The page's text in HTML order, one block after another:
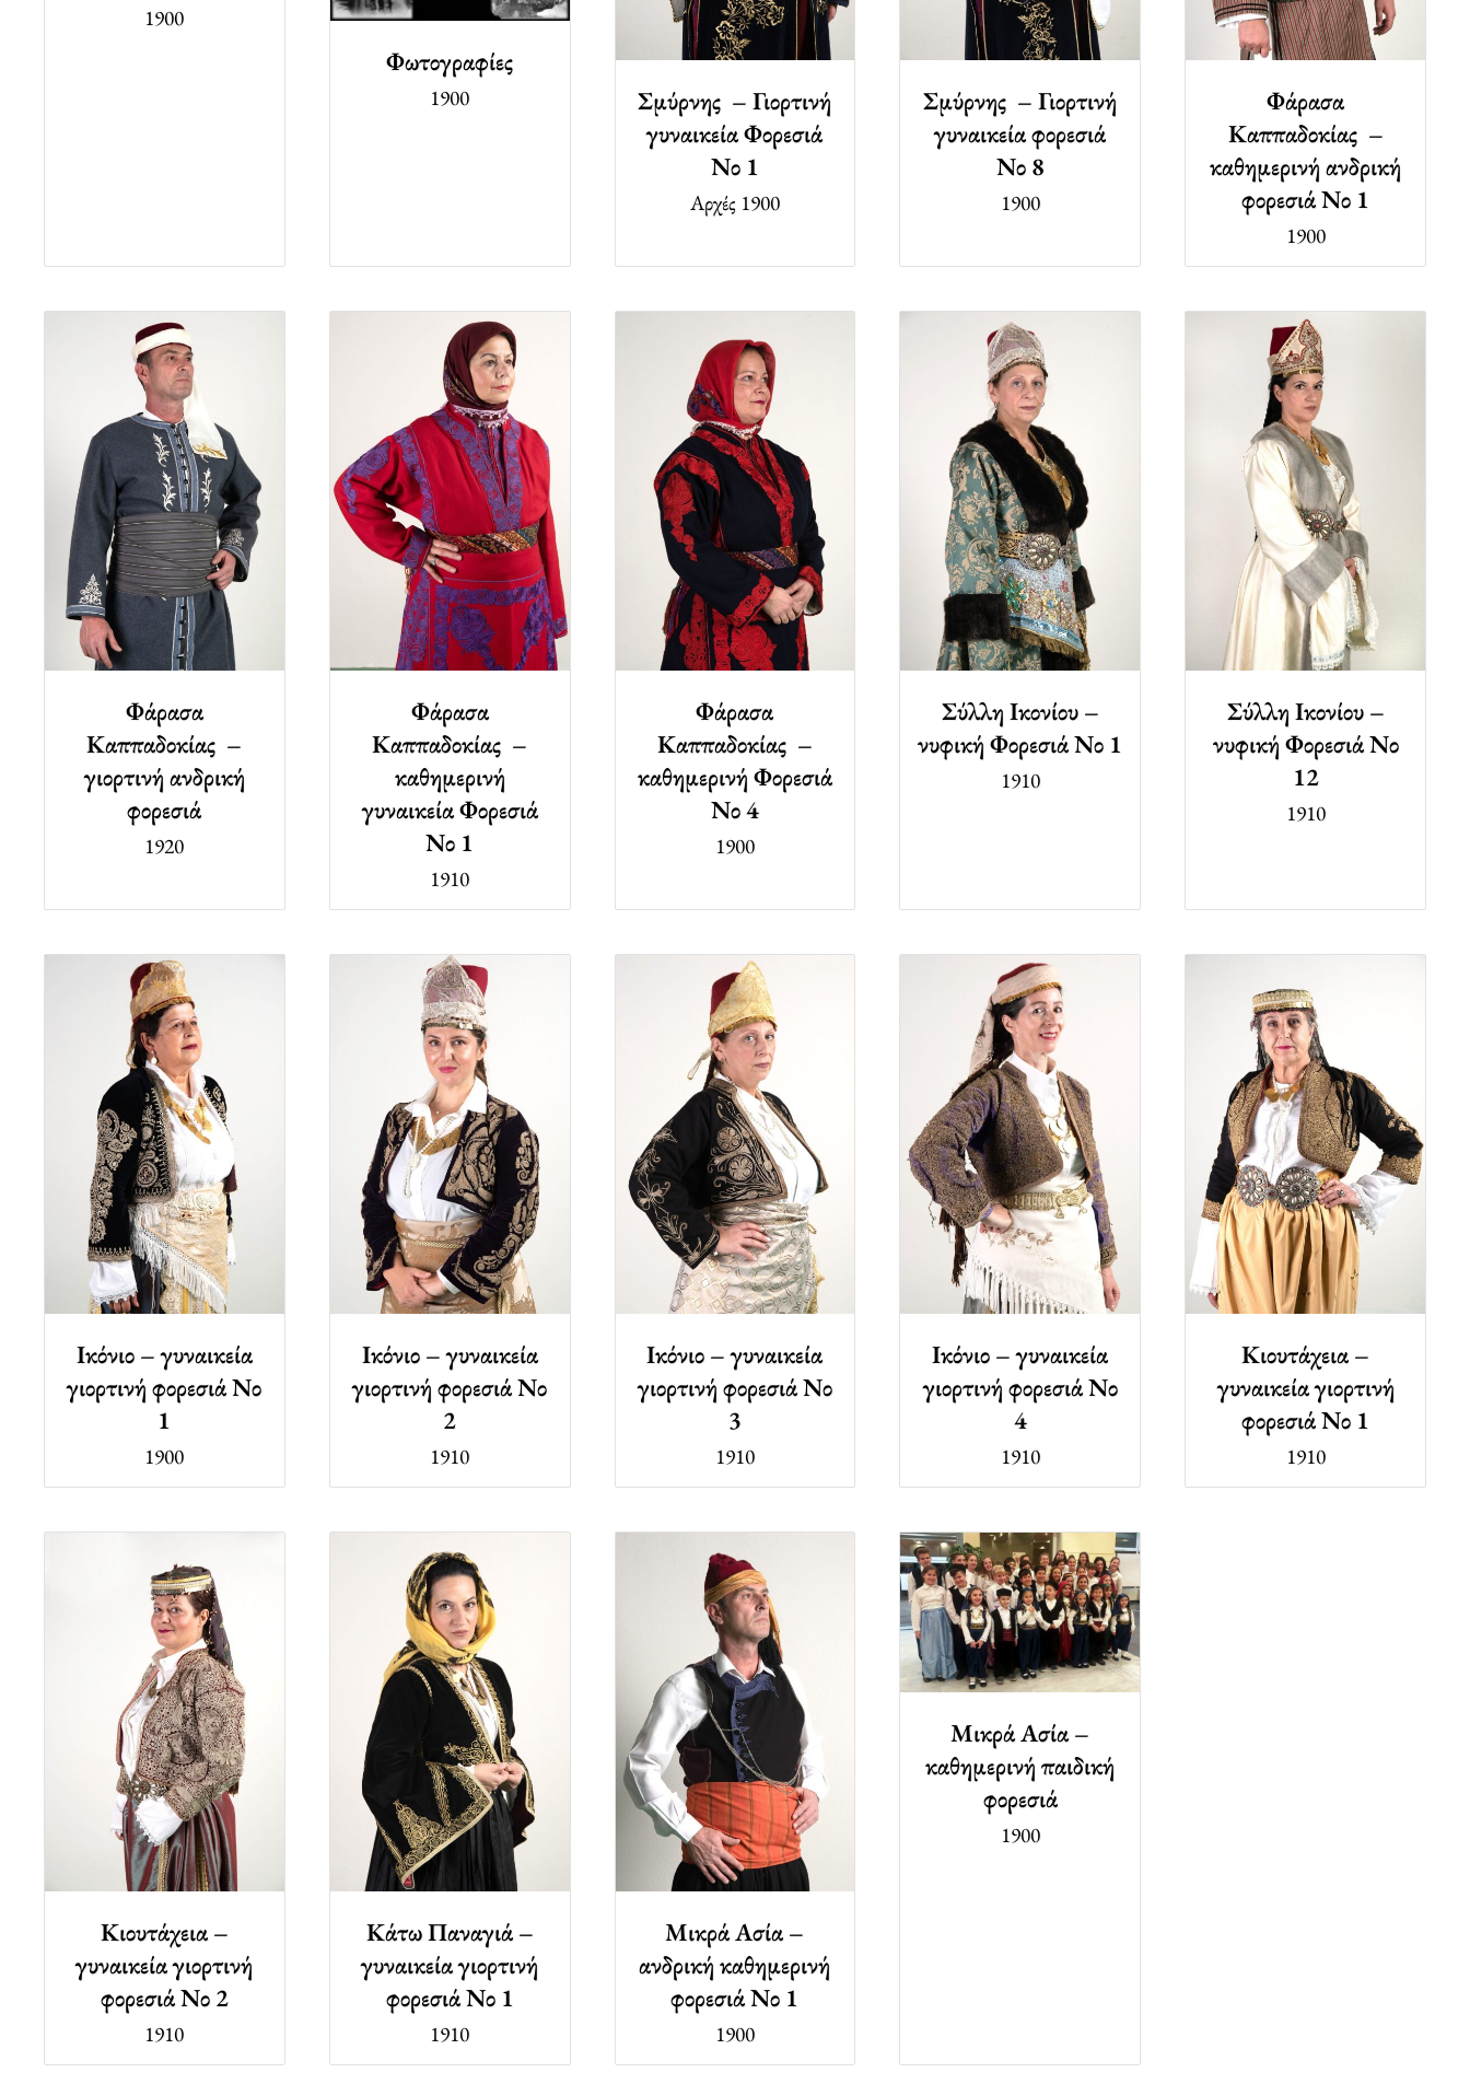
1900
Φωτογραφίες
1900
Σμύρνης – Γιορτινή
γυναικεία Φορεσιά
Νο 1
Αρχές 1900
Σμύρνης – Γιορτινή
γυναικεία φορεσιά
Νο 8
1900
Φάρασα
Καππαδοκίας –
καθημερινή ανδρική
φορεσιά Νο 1
1900
Φάρασα
Καππαδοκίας –
γιορτινή ανδρική
φορεσιά
1920
Φάρασα
Καππαδοκίας –
καθημερινή
γυναικεία Φορεσιά
Νο 1
1910
Φάρασα
Καππαδοκίας –
καθημερινή Φορεσιά
Νο 4
1900
Σύλλη Ικονίου –
νυφική Φορεσιά Νο 1
1910
Σύλλη Ικονίου –
νυφική Φορεσιά Νο
12
1910
Ικόνιο – γυναικεία
γιορτινή φορεσιά Νο
1
1900
Ικόνιο – γυναικεία
γιορτινή φορεσιά Νο
2
1910
Ικόνιο – γυναικεία
γιορτινή φορεσιά Νο
3
1910
Ικόνιο – γυναικεία
γιορτινή φορεσιά Νο
4
1910
Κιουτάχεια –
γυναικεία γιορτινή
φορεσιά Νο 1
1910
Κιουτάχεια –
γυναικεία γιορτινή
φορεσιά Νο 2
1910
Κάτω Παναγιά –
γυναικεία γιορτινή
φορεσιά Νο 1
1910
Μικρά Ασία –
ανδρική καθημερινή
φορεσιά Νο 1
1900
Μικρά Ασία –
καθημερινή παιδική
φορεσιά
1900